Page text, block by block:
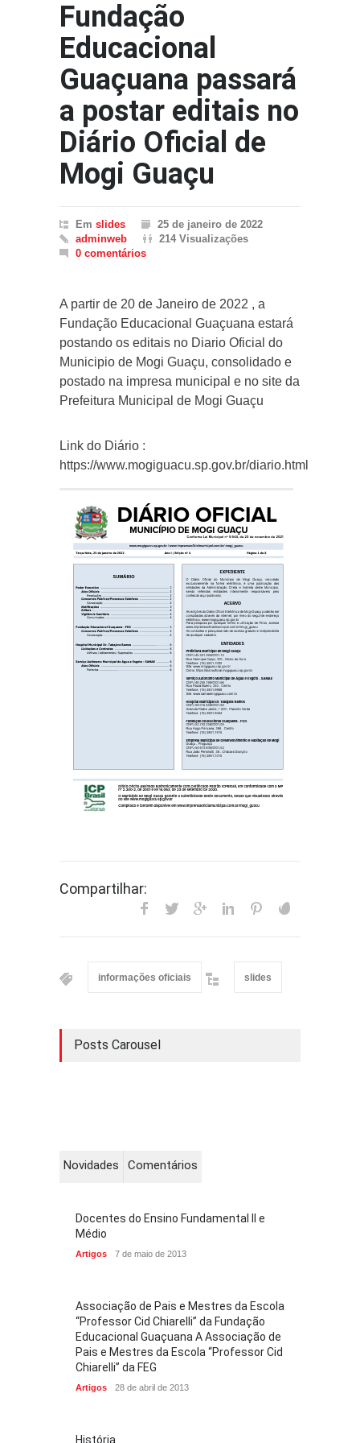
Fundação
Educacional
Guaçuana passará
a postar editais no
Diário Oficial de
Mogi Guaçu
Em slides
25 de janeiro de 2022
adminweb
214 Visualizações
0 comentários
A partir de 20 de Janeiro de 2022 , a
Fundação Educacional Guaçuana estará
postando os editais no Diario Oficial do
Municipio de Mogi Guaçu, consolidado e
postado na impresa municipal e no site da
Prefeitura Municipal de Mogi Guaçu
Link do Diário :
https://www.mogiguacu.sp.gov.br/diario.html
Compartilhar:
informações oficiais slides
Posts Carousel
Novidades Comentários
Docentes do Ensino Fundamental II e
Médio
Artigos 7 de maio de 2013
Associação de Pais e Mestres da Escola
“Professor Cid Chiarelli” da Fundação
Educacional Guaçuana A Associação de
Pais e Mestres da Escola “Professor Cid
Chiarelli” da FEG
Artigos 28 de abril de 2013
História